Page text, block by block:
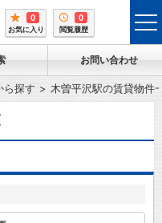
0
お気に入り
0
閲覧履歴
お問い合わせ
ら探す 木曽平沢駅の賃貸物件